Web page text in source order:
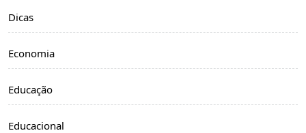
Dicas
Economia
Educação
Educacional